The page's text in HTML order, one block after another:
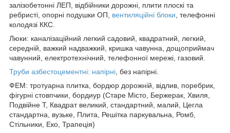
залізобетонні ЛЕП, відбійники дорожні, плити плоскі та
ребристі, опорні подушки ОП, вентиляційні блоки , телефонні
колодязі ККС.
Люки: каналізаційний легкий садовий, квадратний, легкий,
середній, важкий надважкий, кришка чавунна, дощоприймач
чавунний, електротехнічний, телефонної мережі, газовий.
Труби азбестоцементні: напірні , без напірні.
ФЕМ: тротуарна плитка, бордюр дорожній, відлив, поребрик,
фігурні стовпчики, бордиур (Старе Місто, Бержерак, Хвиля,
Подвійне Т, Квадрат великий, стандартний, малий, Цегла
стандартна, вузьке, Плита, Решітка паркувальна, Ромб,
Стільники, Еко, Трапеція)